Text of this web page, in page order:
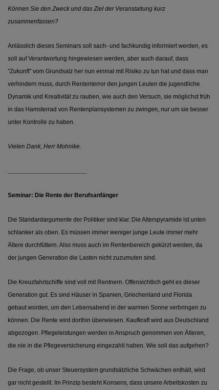
Können Sie den Zweck und das Ziel der Veranstaltung kurz
zusammenfassen?
Anlässlich dieses Seminars soll sach- und fachkundig informiert werden, es
soll auf Verantwortung hingewiesen werden, aber auch darauf, dass
"Zukunft" vom Grundsatz her nun einmal mit Risiko zu tun hat und dass man
verhindern muss, durch Rententerror den jungen Leuten die jugendliche
Dynamik und Kreativität zu rauben, wie auch den Versuch, sie möglichst früh
in das Hamsterrad von Rentenplansystemen zu zwingen, nur um sie besser
unter Kontrolle zu haben.
Vielen Dank, Herr Mohnike.
Seminar: Die Rente der Berufsanfänger
Die Standardargumente der Politiker sind klar. Die Alterspyramide ist unten
schlanker als oben. Es müssen immer weniger junge Leute immer mehr
Ältere durchfüttern. Also muss auch im Rentenbereich gekürzt werden, da
der jungen Generation die Lasten nicht zuzumuten sind.
Die Kreuzfahrtschiffe sind voll mit Rentnern. Offensichtlich geht es dieser
Generation gut. Es sind Häuser in Spanien, Griechenland und Florida
gebaut worden, um den Lebensabend in der warmen Sonne verbringen zu
können. Die Rente wird dorthin überwiesen. Kaufkraft wird aus Deutschland
abgezogen. Pflegeleistungen werden in Anspruch genommen von Älteren,
die nie in die Pflegeversicherung eingezahlt haben. Wie soll das aufgehen?
Die Frage, ob unser Steuersystem grundsätzliche Schwächen enthält, wird
gar nicht gestellt. Im Prinzip besteht Konsens, dass unsere Arbeitskosten zu